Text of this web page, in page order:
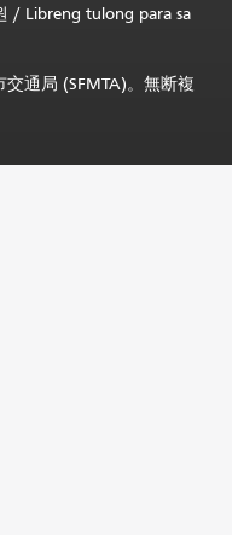
/ Libreng tulong para sa
通局 (SFMTA)。無断複